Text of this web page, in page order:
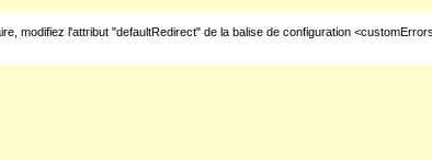
modifiez l'attribut "defaultRedirect" de la balise de configuration